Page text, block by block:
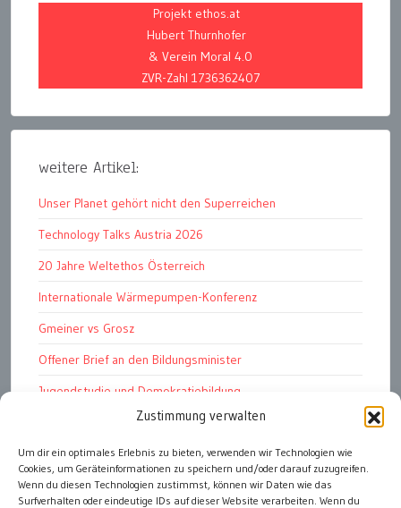
Zustimmung verwalten
Um dir ein optimales Erlebnis zu bieten, verwenden wir Technologien wie
Cookies, um Geräteinformationen zu speichern und/oder darauf zuzugreifen.
Wenn du diesen Technologien zustimmst, können wir Daten wie das
Surfverhalten oder eindeutige IDs auf dieser Website verarbeiten. Wenn du
Projekt ethos.at
Hubert Thurnhofer
& Verein Moral 4.0
ZVR-Zahl 1736362407
weitere Artikel:
Unser Planet gehört nicht den Superreichen
Technology Talks Austria 2026
20 Jahre Weltethos Österreich
Internationale Wärmepumpen-Konferenz
Gmeiner vs Grosz
Offener Brief an den Bildungsminister
Jugendstudie und Demokratiebildung
Solschenizyn, Dugin und der Westen
Finanzindustrie manipuliert Schüler
Chemtrails Contrails Geoengineering